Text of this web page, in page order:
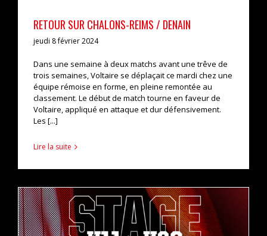
RETOUR SUR CHALONS-REIMS / DENAIN
jeudi 8 février 2024
Dans une semaine à deux matchs avant une trêve de
trois semaines, Voltaire se déplaçait ce mardi chez une
équipe rémoise en forme, en pleine remontée au
classement. Le début de match tourne en faveur de
Voltaire, appliqué en attaque et dur défensivement.
Les [...]
Lire la suite